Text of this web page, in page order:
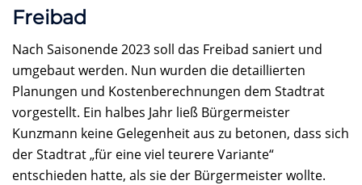
Freibad
Nach Saisonende 2023 soll das Freibad saniert und
umgebaut werden. Nun wurden die detaillierten
Planungen und Kostenberechnungen dem Stadtrat
vorgestellt. Ein halbes Jahr ließ Bürgermeister
Kunzmann keine Gelegenheit aus zu betonen, dass sich
der Stadtrat „für eine viel teurere Variante“
entschieden hatte, als sie der Bürgermeister wollte.